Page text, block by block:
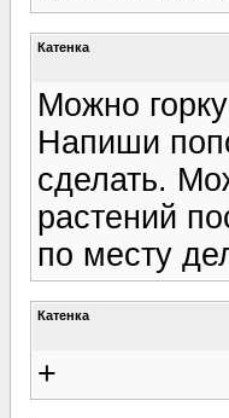
Катенка
Можно
Напиши
сделать.
растений
по месту
Катенка
+